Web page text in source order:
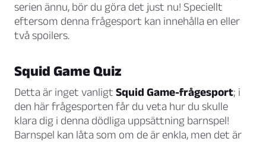
serien ännu, bör du göra det just nu! Speciellt
eftersom denna frågesport kan innehålla en eller
två spoilers.
Squid Game Quiz
Detta är inget vanligt Squid Game-frågesport; i
den här frågesporten får du veta hur du skulle
klara dig i denna dödliga uppsättning barnspel!
Barnspel kan låta som om de är enkla, men det är